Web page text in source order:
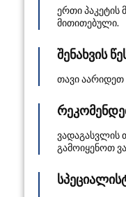
ერთი პაკეტის
მითითებული.
შენახვის
თავი აარიდეთ
ვადაგასვლის
გამოიყენოთ